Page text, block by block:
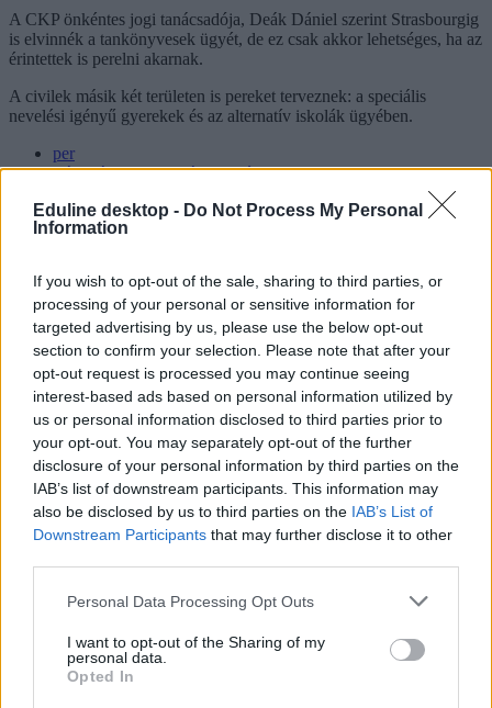
Eduline desktop - Do Not Process My Personal
Information
If you wish to opt-out of the sale, sharing to third parties, or
processing of your personal or sensitive information for
targeted advertising by us, please use the below opt-out
section to confirm your selection. Please note that after your
opt-out request is processed you may continue seeing
interest-based ads based on personal information utilized by
us or personal information disclosed to third parties prior to
your opt-out. You may separately opt-out of the further
disclosure of your personal information by third parties on the
IAB’s list of downstream participants. This information may
also be disclosed by us to third parties on the IAB’s List of
Downstream Participants that may further disclose it to other
Personal Data Processing Opt Outs
I want to opt-out of the Sharing of my
personal data.
Opted In
A CKP önkéntes jogi tanácsadója, Deák Dániel szerint Strasbourgig
is elvinnék a tankönyvesek ügyét, de ez csak akkor lehetséges, ha az
érintettek is perelni akarnak.
A civilek másik két területen is pereket terveznek: a speciális
nevelési igényű gyerekek és az alternatív iskolák ügyében.
per
Társaság a Szabadságjogokért
Civil Közoktatási Platform
Eötvös Károly Intézet
Hozzászólások
Mi a baj a 8 osztályos általános iskolával, és mi jöhet
helyette?
nem elszigetelt hibák, hanem a jelenlegi oktatási szerkezet
Gyarmathy Éva klinikai és neveléslélektani szakpszichológus,
Közoktatás
Kurucz-Gáspár Tünde